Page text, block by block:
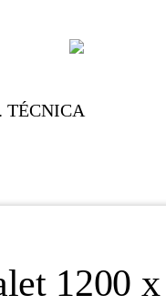
TÉCNICA
1200